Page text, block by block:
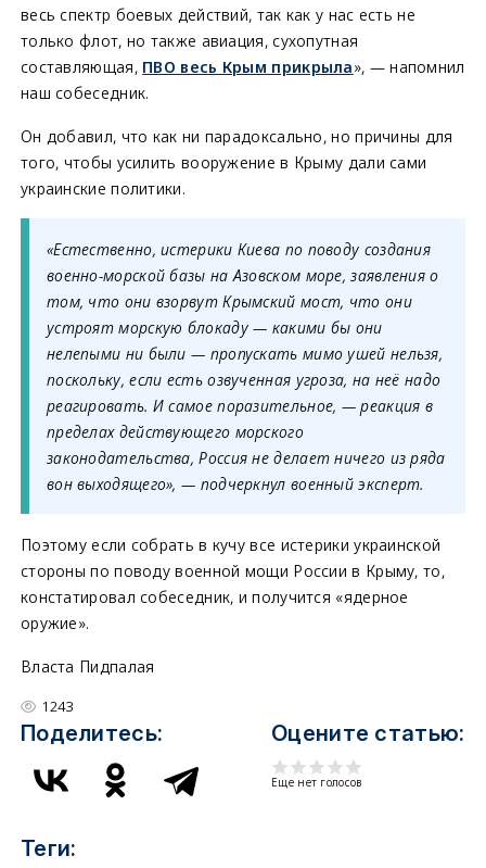
весь спектр боевых действий, так как у нас есть не
только флот, но также авиация, сухопутная
составляющая, ПВО весь Крым прикрыла», — напомнил
наш собеседник.
Он добавил, что как ни парадоксально, но причины для
того, чтобы усилить вооружение в Крыму дали сами
украинские политики.
«Естественно, истерики Киева по поводу создания
военно-морской базы на Азовском море, заявления о
том, что они взорвут Крымский мост, что они
устроят морскую блокаду — какими бы они
нелепыми ни были — пропускать мимо ушей нельзя,
поскольку, если есть озвученная угроза, на неё надо
реагировать. И самое поразительное, — реакция в
пределах действующего морского
законодательства, Россия не делает ничего из ряда
вон выходящего», — подчеркнул военный эксперт.
Поэтому если собрать в кучу все истерики украинской
стороны по поводу военной мощи России в Крыму, то,
констатировал собеседник, и получится «ядерное
оружие».
Власта Пидпалая
1243
Поделитесь: Оцените статью:
Еще нет голосов
Теги: